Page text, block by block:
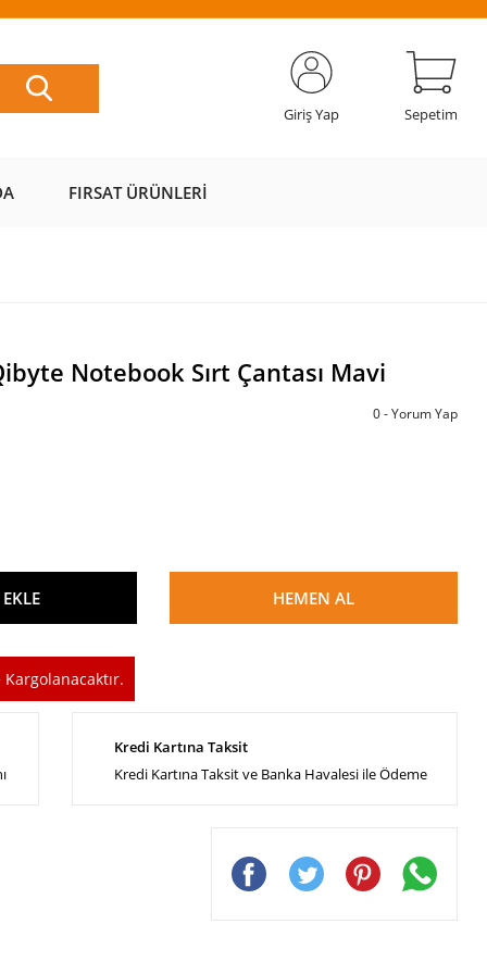
Giriş Yap Sepetim
FIRSAT ÜRÜNLERI
Notebook Sırt Çantası Mavi
0 - Yorum Yap
EKLE HEMEN AL
Kredi Kartına Taksit
Kredi Kartına Taksit ve Banka Havalesi ile Ödeme